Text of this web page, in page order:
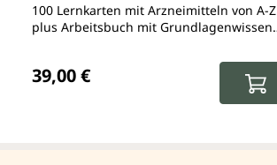
100 Lernkarten mit Arzneimitteln von A-Z
plus Arbeitsbuch mit Grundlagenwissen
39,00 €